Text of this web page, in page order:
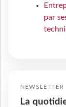
par
NEWSLETTER
La